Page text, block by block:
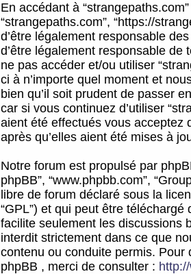
En accédant à
“strangepaths.com”, “https://
d’être légalement responsable
d’être légalement responsable
ne pas accéder et/ou utiliser
ci à n’importe quel moment et
bien qu’il soit prudent de passer
car si vous continuez d’utiliser
aient été effectués vous acceptez
après qu’elles aient été mises à
Notre forum est propulsé par
phpBB”, “www.phpbb.com”,
libre de forum déclaré sous la
“GPL”) et qui peut être téléchargé
facilite seulement les discussions
interdit strictement dans ce que
contenu ou conduite permis.
phpBB , merci de consulter :